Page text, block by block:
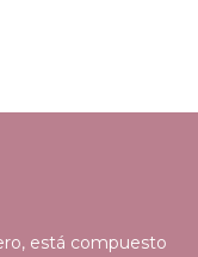
está compuesto